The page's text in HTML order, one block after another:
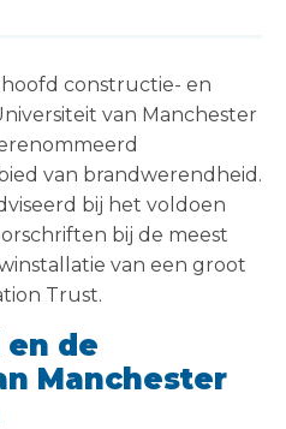
hoofd constructie- en
van Manchester
van brandwerendheid.
bij het voldoen
bij de meest
van een groot
Trust.
en de
Manchester